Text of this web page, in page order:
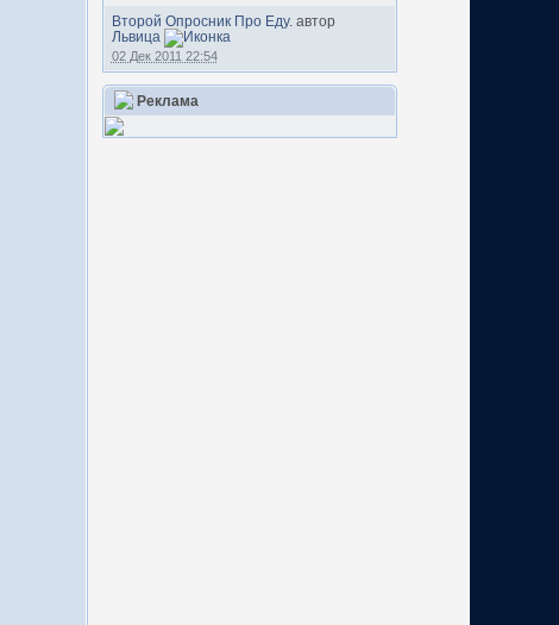
Второй Опросник Про Еду. автор
Львица
02 Дек 2011 22:54
Реклама